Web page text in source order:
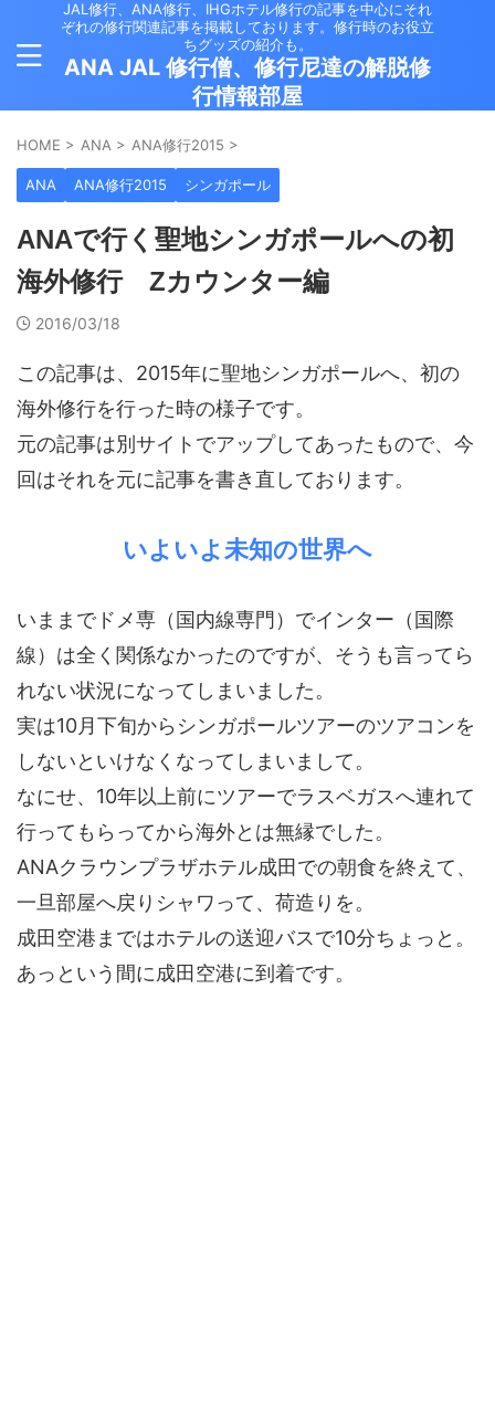
JAL修行、ANA修行、IHGホテル修行の記事を中心にそれ
ぞれの修行関連記事を掲載しております。修行時のお役立
ちグッズの紹介も。
ANA JAL 修行僧、修行尼達の解脱修
行情報部屋
HOME > ANA > ANA修行2015 >
ANA ANA修行2015 シンガポール
ANAで行く聖地シンガポールへの初
海外修行 Zカウンター編
2016/03/18
この記事は、2015年に聖地シンガポールへ、初の
海外修行を行った時の様子です。
元の記事は別サイトでアップしてあったもので、今
回はそれを元に記事を書き直しております。
いよいよ未知の世界へ
いままでドメ専（国内線専門）でインター（国際
線）は全く関係なかったのですが、そうも言ってら
れない状況になってしまいました。
実は10月下旬からシンガポールツアーのツアコンを
しないといけなくなってしまいまして。
なにせ、10年以上前にツアーでラスベガスへ連れて
行ってもらってから海外とは無縁でした。
ANAクラウンプラザホテル成田での朝食を終えて、
一旦部屋へ戻りシャワって、荷造りを。
成田空港まではホテルの送迎バスで10分ちょっと。
あっという間に成田空港に到着です。